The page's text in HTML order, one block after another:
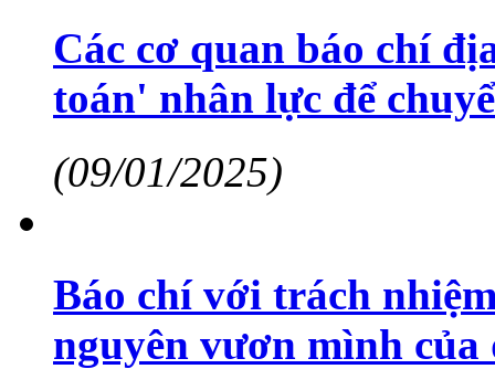
Các cơ quan báo chí
toán' nhân lực để
(09/01/2025)
Báo chí với trách
nguyên vươn mình của